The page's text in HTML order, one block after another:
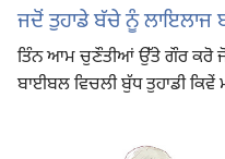
ਜਦੋਂ ਤੁਹਾਡੇ ਬੱਚੇ ਨੂੰ ਲਾਇਲਾਜ
ਤਿੰਨ ਆਮ ਚੁਣੌਤੀਆਂ ਉੱਤੇ ਗੌਰ ਕਰੋ
ਬਾਈਬਲ ਵਿਚਲੀ ਬੁੱਧ ਤੁਹਾਡੀ